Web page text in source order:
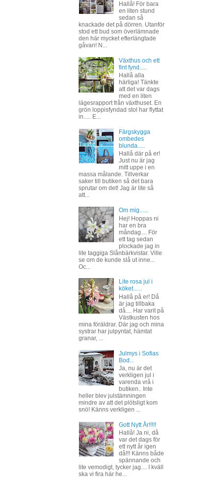
Hallå! För bara
en liten stund
sedan så
knackade det på dörren. Utanför
stod ett bud som överlämnade
den här mycket efterlängtade
gåvan! N...
Växthus och ett
fint fynd.....
Hallå alla
härliga! Tänkte
att det var dags
med en liten
lägesrapport från växthuset. En
grön loppisfyndad stol har flyttat
in..... E...
Färgskygga
ombedes
blunda.....
Hallå där på er!
Just nu är jag
mitt uppe i en
massa målande. Tillverkar
saker till butiken så det bara
sprutar om det! Jag är lite så
att...
Om mig......
Hej! Hoppas ni
har en bra
måndag.... För
ett tag sedan
plockade jag in
lite taggiga Slånbärkvistar. Ville
se om de kunde slå ut inne...
Oc...
Lite rosa jul i
köket......
Hallå på er! Då
är jag tillbaka
då.... Har varit på
Västkusten hos
mina föräldrar. Där jag och mina
systrar har julpyntat, hämtat
granar, ...
Julmys i Sofias
Bod...
Ja, nu är det
verkligen jul i
varenda vrå i
butiken.. Inte
heller blev julstämningen
mindre av att det plötsligt kom
snö! Känns verkligen ...
Gott Nytt År!!!!!
Hallå! Ja ni, då
var det dags för
ett nytt år igen
då!!! Känns både
spännande och
lite vemodigt, tycker jag.... I kväll
ska vi fira här he...